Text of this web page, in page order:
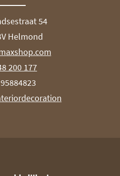
54
Helmond
200 177